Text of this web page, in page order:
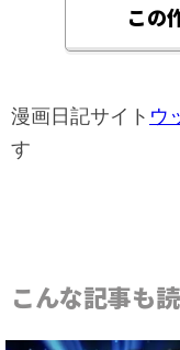
この
漫画日記サイト ウ
す
こんな記事も